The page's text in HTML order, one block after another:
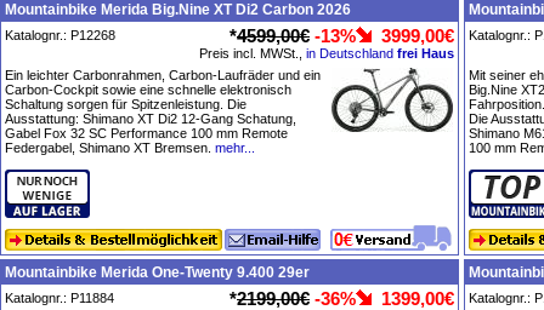
Mountainbike Merida Big.Nine XT Di2 Carbon 2026
Katalognr.: P12268 *4599,00€ -13% 3999,00€
Preis incl. MWSt., in Deutschland frei Haus
Ein leichter Carbonrahmen, Carbon-Laufräder und ein
Carbon-Cockpit sowie eine schnelle elektronisch
Schaltung sorgen für Spitzenleistung. Die
Ausstattung: Shimano XT Di2 12-Gang Schatung,
Gabel Fox 32 SC Performance 100 mm Remote
Federgabel, Shimano XT Bremsen. mehr...
Katalognr.:
Mit seiner
Big.Nine
Die
Shimano
100 mm
Mountainbike Merida One-Twenty 9.400 29er
Katalognr.: P11884 *2199,00€ -36% 1399,00€ Katalognr.: